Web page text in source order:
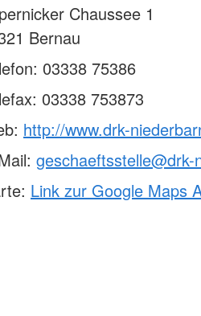
Chaussee 1
Bernau
03338 75386
03338 753873
http://www.drk-
Link zur Google Maps